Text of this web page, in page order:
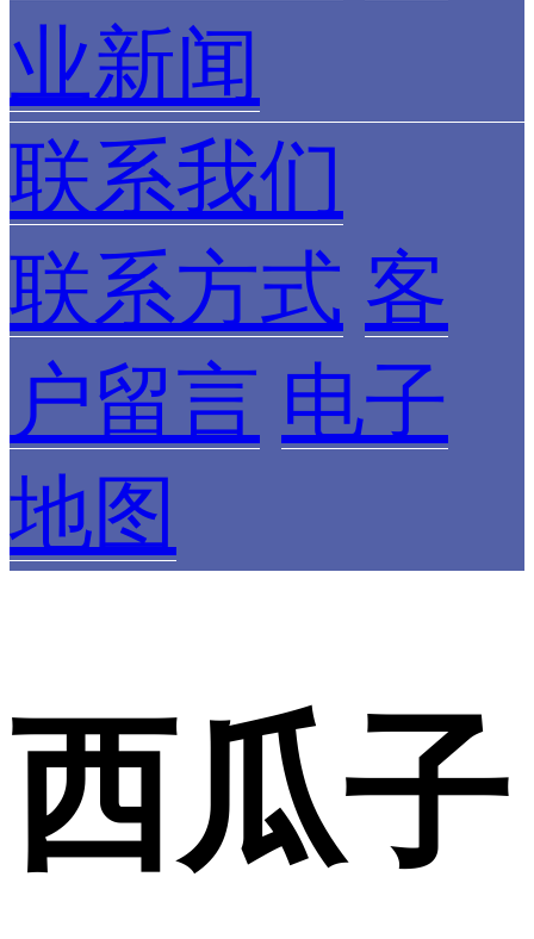
业新闻
联系我们
联系方式 客
户留言 电子
地图
西瓜子